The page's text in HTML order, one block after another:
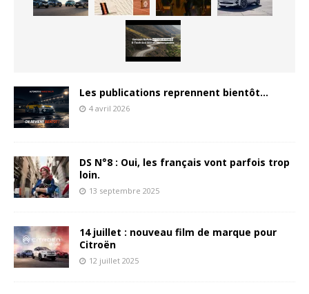
Les publications reprennent bientôt…
4 avril 2026
DS N°8 : Oui, les français vont parfois trop
loin.
13 septembre 2025
14 juillet : nouveau film de marque pour
Citroën
12 juillet 2025